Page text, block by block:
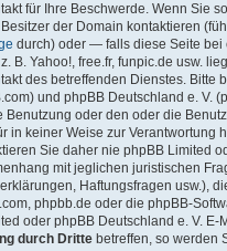
für Ihre Beschwerde. Wenn Sie
der Domain kontaktieren
durch) oder — falls diese Seite bei
B. Yahoo!, free.fr, funpic.de usw.
des betreffenden Dienstes. Bitte
und phpBB Deutschland e. V.
Benutzung oder den oder die
in keiner Weise zur Verantwortung
Sie daher nie phpBB Limited
mit jeglichen juristischen
Haftungsfragen usw.),
phpbb.de oder die phpBB-
oder phpBB Deutschland e. V. E-
durch Dritte betreffen, so werden